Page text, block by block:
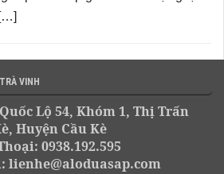
VINH
Lộ 54, Khóm 1, Thị Trấn
Huyện Cầu Kè
0938.192.595
lienhe@aloduasap.com